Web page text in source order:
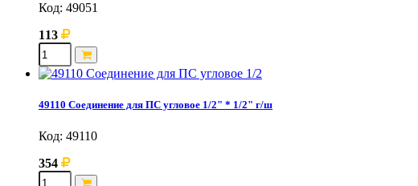
Код: 49051
113
49110 Соединение для ПС угловое 1/2" * 1/2" г/ш
Код: 49110
354